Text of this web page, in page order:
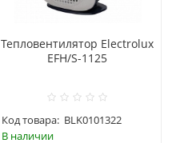
Тепловентилятор Electrolux
EFH/S-1125
Код товара: BLK0101322
В наличии